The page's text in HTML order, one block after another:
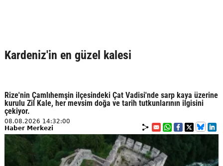
Kardeniz'in en güzel kalesi
Rize'nin Çamlıhemşin ilçesindeki Çat Vadisi'nde sarp kaya üzerine
kurulu Zil Kale, her mevsim doğa ve tarih tutkunlarının ilgisini
çekiyor.
08.08.2026 14:32:00
Haber Merkezi